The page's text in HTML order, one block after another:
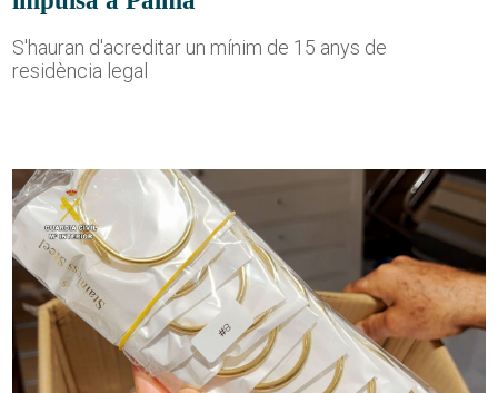
S'hauran d'acreditar un mínim de 15 anys de
residència legal